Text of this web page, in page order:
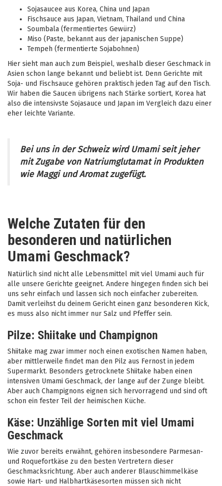
Sojasaucee aus Korea, China und Japan
Fischsauce aus Japan, Vietnam, Thailand und China
Soumbala (fermentiertes Gewürz)
Miso (Paste, bekannt aus der japanischen Suppe)
Tempeh (fermentierte Sojabohnen)
Hier sieht man auch zum Beispiel, weshalb dieser Geschmack in
Asien schon lange bekannt und beliebt ist. Denn Gerichte mit
Soja- und Fischsauce gehören praktisch jeden Tag auf den Tisch.
Wir haben die Saucen übrigens nach Stärke sortiert, Korea hat
also die intensivste Sojasauce und Japan im Vergleich dazu einer
eher leichte Variante.
Bei uns in der Schweiz wird Umami seit jeher
mit Zugabe von Natriumglutamat in Produkten
wie Maggi und Aromat zugefügt.
Welche Zutaten für den
besonderen und natürlichen
Umami Geschmack?
Natürlich sind nicht alle Lebensmittel mit viel Umami auch für
alle unsere Gerichte geeignet. Andere hingegen finden sich bei
uns sehr einfach und lassen sich noch einfacher zubereiten.
Damit verleihst du deinem Gericht einen ganz besonderen Kick,
es muss also nicht immer nur Salz und Pfeffer sein.
Pilze: Shiitake und Champignon
Shiitake mag zwar immer noch einen exotischen Namen haben,
aber mittlerweile findet man den Pilz aus Fernost in jedem
Supermarkt. Besonders getrocknete Shiitake haben einen
intensiven Umami Geschmack, der lange auf der Zunge bleibt.
Aber auch Champignons eignen sich hervorragend und sind oft
schon ein fester Teil der heimischen Küche.
Käse: Unzählige Sorten mit viel Umami
Geschmack
Wie zuvor bereits erwähnt, gehören insbesondere Parmesan-
und Roquefortkäse zu den besten Vertretern dieser
Geschmacksrichtung. Aber auch anderer Blauschimmelkäse
sowie Hart- und Halbhartkäsesorten müssen sich nicht